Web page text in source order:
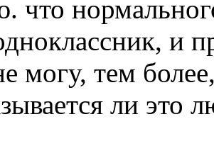
что
и
могу, тем
ли это